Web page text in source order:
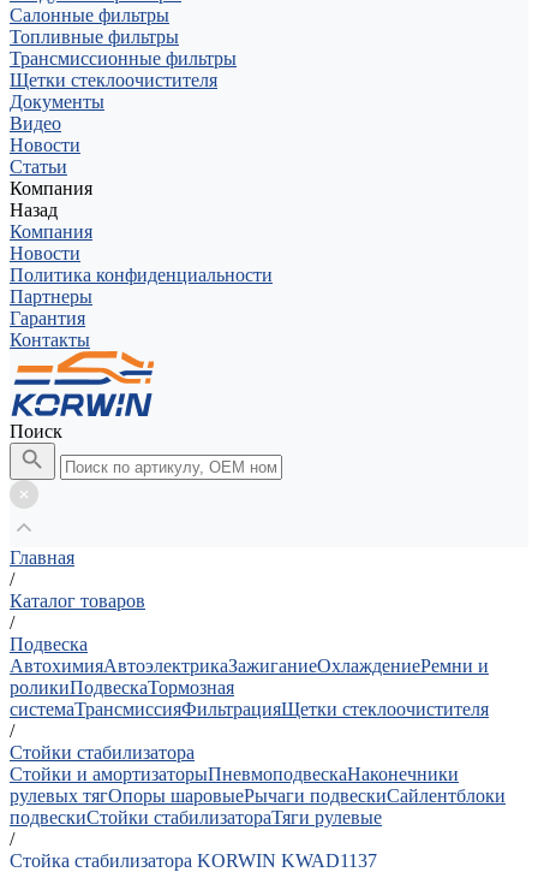
Салонные фильтры
Топливные фильтры
Трансмиссионные фильтры
Щетки стеклоочистителя
Документы
Видео
Новости
Статьи
Компания
Назад
Компания
Новости
Политика конфиденциальности
Партнеры
Гарантия
Контакты
Поиск
Главная
/
Каталог товаров
/
Подвеска
АвтохимияАвтоэлектрикаЗажиганиеОхлаждениеРемни и
роликиПодвескаТормозная
системаТрансмиссияФильтрацияЩетки стеклоочистителя
/
Стойки стабилизатора
Стойки и амортизаторыПневмоподвескаНаконечники
рулевых тягОпоры шаровыеРычаги подвескиСайлентблоки
подвескиСтойки стабилизатораТяги рулевые
/
Стойка стабилизатора KORWIN KWAD1137